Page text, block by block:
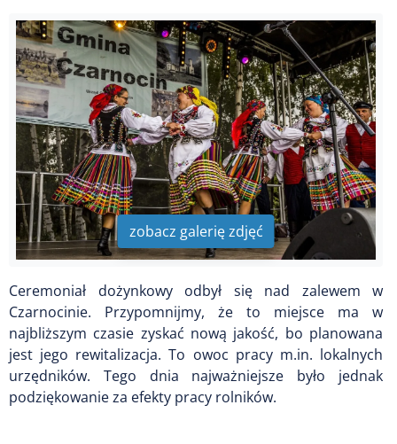
zobacz galerię zdjęć
Ceremoniał dożynkowy odbył się nad zalewem w
Czarnocinie. Przypomnijmy, że to miejsce ma w
najbliższym czasie zyskać nową jakość, bo planowana
jest jego rewitalizacja. To owoc pracy m.in. lokalnych
urzędników. Tego dnia najważniejsze było jednak
podziękowanie za efekty pracy rolników.